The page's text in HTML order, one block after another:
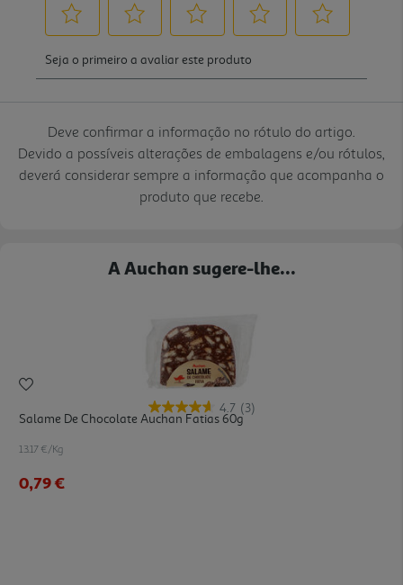
Deve confirmar a informação no rótulo do artigo.
Devido a possíveis alterações de embalagens e/ou rótulos,
deverá considerar sempre a informação que acompanha o
produto que recebe.
A Auchan sugere-lhe...
4.7 (3)
Salame De Chocolate Auchan Fatias 60g
13.17 €/Kg
0,79 €